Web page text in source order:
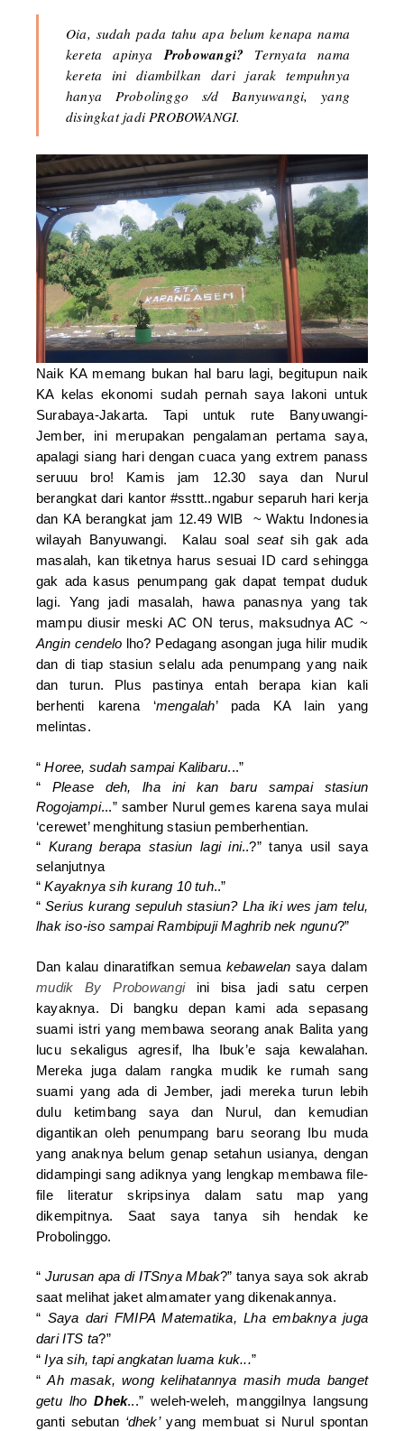
Oia, sudah pada tahu apa belum kenapa nama
kereta apinyaProbowangi? Ternyata nama
kereta ini diambilkan dari jarak tempuhnya
hanya Probolinggo s/d Banyuwangi, yang
disingkat jadi PROBOWANGI.
Naik KA memang bukan hal baru lagi, begitupun naik
KA kelas ekonomi sudah pernah saya lakoni untuk
Surabaya-Jakarta. Tapi untuk rute Banyuwangi-
Jember, ini merupakan pengalaman pertama saya,
apalagi siang hari dengan cuaca yang extrem panass
seruuu bro! Kamis jam 12.30 saya dan Nurul
berangkat dari kantor #ssttt..ngabur separuh hari kerja
dan KA berangkat jam 12.49 WIB
~ Waktu Indonesia
wilayah Banyuwangi.
Kalau soal seatsih gak ada
masalah, kan tiketnya harus sesuai ID card sehingga
gak ada kasus penumpang gak dapat tempat duduk
lagi. Yang jadi masalah, hawa panasnya yang tak
mampu diusir meski AC ON terus, maksudnya AC ~
Angin cendelo lho? Pedagang asongan juga hilir mudik
dan di tiap stasiun selalu ada penumpang yang naik
dan turun. Plus pastinya entah berapa kian kali
berhenti karena ‘mengalah’ pada KA lain yang
melintas.
“Horee, sudah sampai Kalibaru...”
“ Please deh, lha ini kan baru sampai stasiun
Rogojampi...” samber Nurul gemes karena saya mulai
‘cerewet’ menghitung stasiun pemberhentian.
“ Kurang berapa stasiun lagi ini..?” tanya usil saya
selanjutnya
“Kayaknya sih kurang 10 tuh..”
“Serius kurang sepuluh stasiun? Lha iki wes jam telu,
lhak iso-iso sampai Rambipuji Maghrib nek ngunu?”
Dan kalau dinaratifkan semua kebawelan saya dalam
mudik By Probowangiini bisa jadi satu cerpen
kayaknya. Di bangku depan kami ada sepasang
suami istri yang membawa seorang anak Balita yang
lucu sekaligus agresif, lha Ibuk’e saja kewalahan.
Mereka juga dalam rangka mudik ke rumah sang
suami yang ada di Jember, jadi mereka turun lebih
dulu ketimbang saya dan Nurul, dan kemudian
digantikan oleh penumpang baru seorang Ibu muda
yang anaknya belum genap setahun usianya, dengan
didampingi sang adiknya yang lengkap membawa file-
file literatur skripsinya dalam satu map yang
dikempitnya. Saat saya tanya sih hendak ke
Probolinggo.
“ Jurusan apa di ITSnya Mbak?” tanya saya sok akrab
saat melihat jaket almamater yang dikenakannya.
“ Saya dari FMIPA Matematika, Lha embaknya juga
dari ITS ta?”
“ Iya sih, tapi angkatan luama kuk...”
“Ah masak, wong kelihatannya masih muda banget
getu lhoDhek...” weleh-weleh, manggilnya langsung
ganti sebutan ‘dhek’yang membuat si Nurul spontan